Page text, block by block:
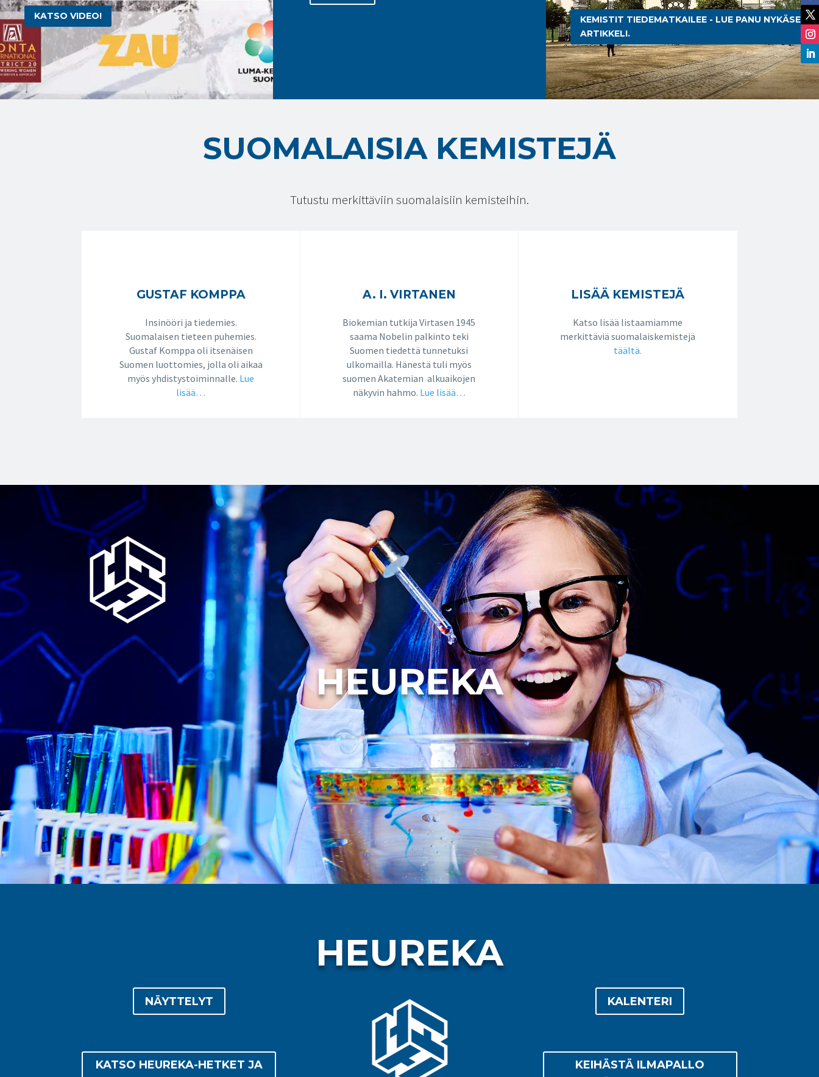
KATSO VIDEO!
KEMISTIT TIEDEMATKAILEE - LUE PANU NYKÄSEN
ARTIKKELI.
SUOMALAISIA KEMISTEJÄ
Tutustu merkittäviin suomalaisiin kemisteihin.
GUSTAF KOMPPA
Insinööri ja tiedemies.
Suomalaisen tieteen puhemies.
Gustaf Komppa oli itsenäisen
Suomen luottomies, jolla oli aikaa
myös yhdistystoiminnalle. Lue
lisää…
A. I. VIRTANEN
Biokemian tutkija Virtasen 1945
saama Nobelin palkinto teki
Suomen tiedettä tunnetuksi
ulkomailla. Hänestä tuli myös
suomen Akatemian alkuaikojen
näkyvin hahmo. Lue lisää…
LISÄÄ KEMISTEJÄ
Katso lisää listaamiamme
merkittäviä suomalaiskemistejä
täältä.
HEUREKA
NÄYTTELYT
KATSO HEUREKA-HETKET JA
HEUREKA
KALENTERI
KEIHÄSTÄ ILMAPALLO